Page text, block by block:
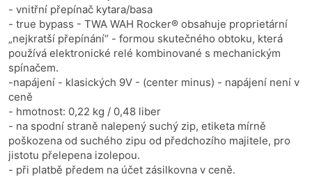
- vnitřní přepínač kytara/basa
- true bypass - TWA WAH Rocker® obsahuje proprietární
„nejkratší přepínání“ - formou skutečného obtoku, která
používá elektronické relé kombinované s mechanickým
spínačem.
-napájení - klasických 9V - (center minus) - napájení není v
ceně
- hmotnost: 0,22 kg / 0,48 liber
- na spodní straně nalepený suchý zip, etiketa mírně
poškozena od suchého zipu od předchozího majitele, pro
jistotu přelepena izolepou.
- při platbě předem na účet zásilkovna v ceně.